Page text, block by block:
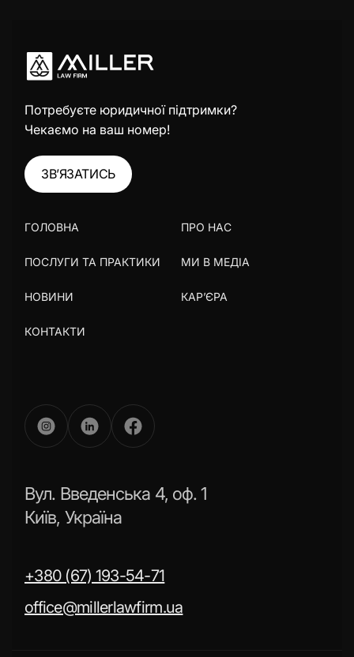
Потребуєте юридичної підтримки?
Чекаємо на ваш номер!
ЗВ’ЯЗАТИСЬ
ГОЛОВНА ПРО НАС
ПОСЛУГИ ТА ПРАКТИКИ МИ В МЕДІА
НОВИНИ КАР’ЄРА
КОНТАКТИ
Вул. Введенська 4, оф. 1
Київ, Україна
+380 (67) 193-54-71
office@millerlawfirm.ua